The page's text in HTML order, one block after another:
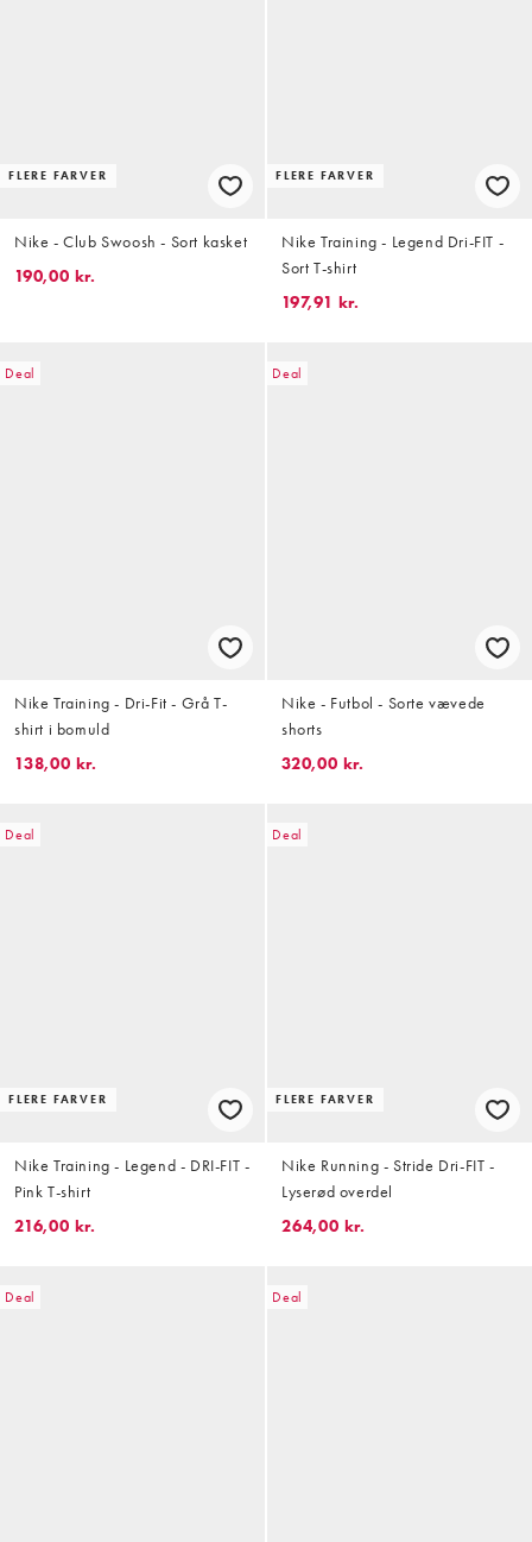
FLERE FARVER
Nike - Club Swoosh - Sort kasket
190,00 kr.
FLERE FARVER
Nike Training - Legend Dri-FIT -
Sort T-shirt
197,91 kr.
Deal
Nike Training - Dri-Fit - Grå T-
shirt i bomuld
138,00 kr.
Deal
Nike - Futbol - Sorte vævede
shorts
320,00 kr.
Deal
FLERE FARVER
Nike Training - Legend - DRI-FIT -
Pink T-shirt
216,00 kr.
Deal
FLERE FARVER
Nike Running - Stride Dri-FIT -
Lyserød overdel
264,00 kr.
Deal Deal